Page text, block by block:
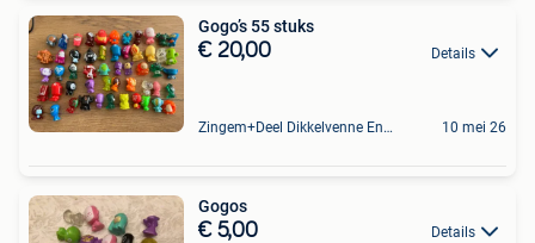
Gogo’s 55 stuks
€ 20,00 Details
Zingem+Deel Dikkelvenne En Nederzwalm-Hermelgem 10 mei 26
Gogos
€ 5,00 Details